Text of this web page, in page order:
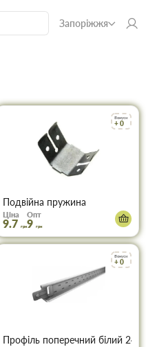
Запоріжжя
600х600 AMF
Бонуси
+ 0
Подвійна пружина
Ціна
9.7 грн
Опт
9 грн
0,6 м
Бонуси
+ 0
Профiль поперечний бiлий